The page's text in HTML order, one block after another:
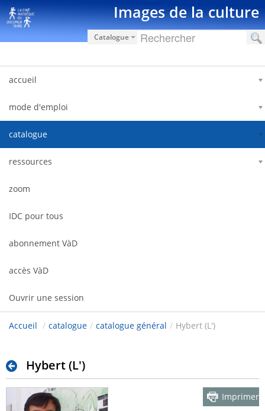
Saut au contenu Images de la culture
Catalogue
accueil
mode d'emploi
catalogue
ressources
zoom
IDC pour tous
abonnement VàD
accès VàD
Ouvrir une session
Accueil / catalogue / catalogue général / Hybert (L')
Hybert (L')
Imprimer